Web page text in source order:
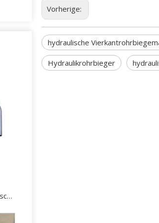
Wie kann eine hydraulische Rohrbiegemaschine effektiv gewartet werden?
Vorherige:
hydraulische
Hydraulikrohrbieger